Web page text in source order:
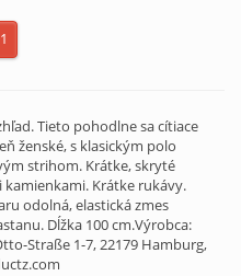
Tieto pohodlne sa cítiace
ženské, s klasickým polo
strihom. Krátke, skryté
Krátke rukávy.
odolná, elastická zmes
Dĺžka 100 cm.Výrobca:
Straße 1-7, 22179 Hamburg,